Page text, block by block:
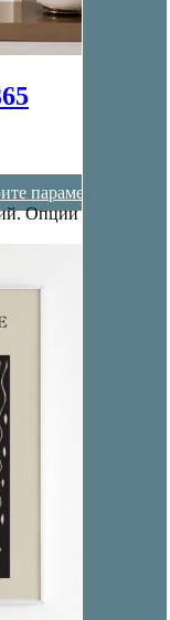
параметры
Опции можно